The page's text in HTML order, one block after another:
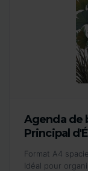
Agenda de
Principal
Format A4
Idéal pour